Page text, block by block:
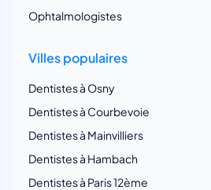
Ophtalmologistes
Villes populaires
Dentistes à Osny
Dentistes à Courbevoie
Dentistes à Mainvilliers
Dentistes à Hambach
Dentistes à Paris 12ème